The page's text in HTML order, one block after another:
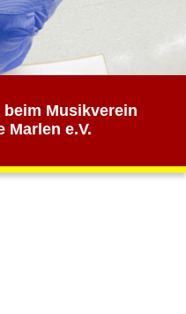
Musikverein
Marlen e.V.